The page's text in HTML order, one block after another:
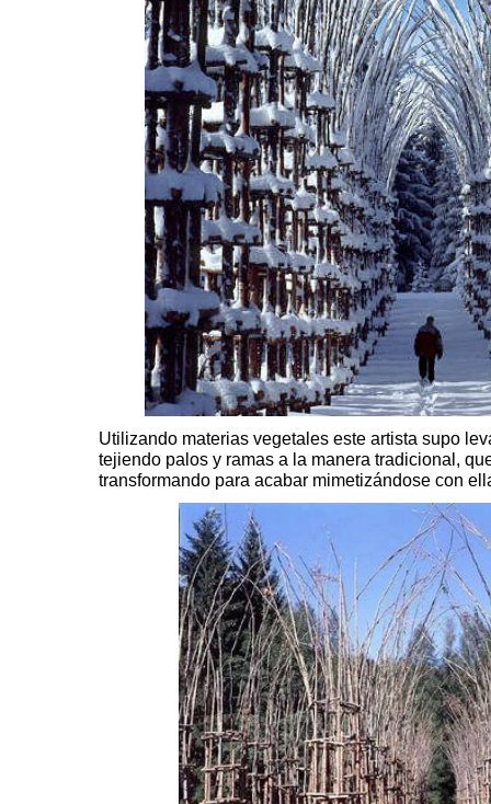
Utilizando materias vegetales este artista supo
tejiendo palos y ramas a la manera tradicional,
transformando para acabar mimetizándose con